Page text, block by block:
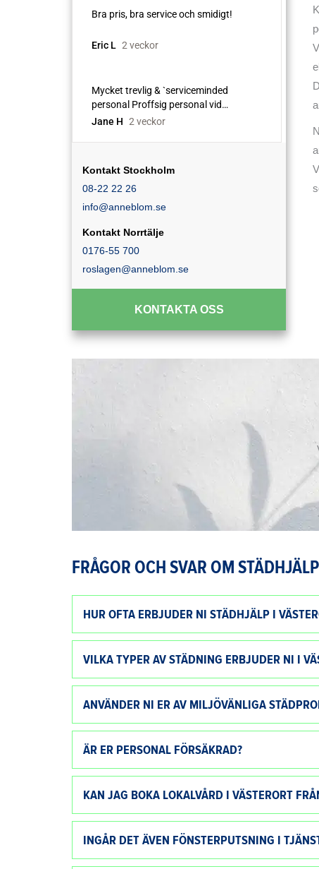
Kontakt Stockholm
08-22 22 26
info@anneblom.se
Kontakt Norrtälje
0176-55 700
roslagen@anneblom.se
KONTAKTA OSS
FRÅGOR OCH SVAR OM
HUR OFTA ERBJUDER NI STÄDHJÄLP I
VILKA TYPER AV STÄDNING ERBJUDER NI I
ANVÄNDER NI ER AV MILJÖVÄNLIGA
ÄR ER PERSONAL FÖRSÄKRAD?
KAN JAG BOKA LOKALVÅRD I VÄSTERORT
INGÅR DET ÄVEN FÖNSTERPUTSNING I